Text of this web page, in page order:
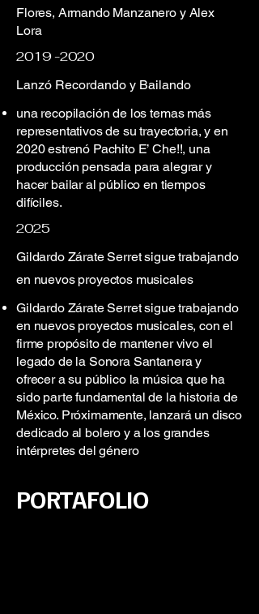
Flores, Armando Manzanero y Alex
Lora
2019 -2020
Lanzó Recordando y Bailando
una recopilación de los temas más
representativos de su trayectoria, y en
2020 estrenó Pachito E’ Che!!, una
producción pensada para alegrar y
hacer bailar al público en tiempos
difíciles.
2025
Gildardo Zárate Serret sigue trabajando
en nuevos proyectos musicales
Gildardo Zárate Serret sigue trabajando
en nuevos proyectos musicales, con el
firme propósito de mantener vivo el
legado de la Sonora Santanera y
ofrecer a su público la música que ha
sido parte fundamental de la historia de
México. Próximamente, lanzará un disco
dedicado al bolero y a los grandes
intérpretes del género
PORTAFOLIO